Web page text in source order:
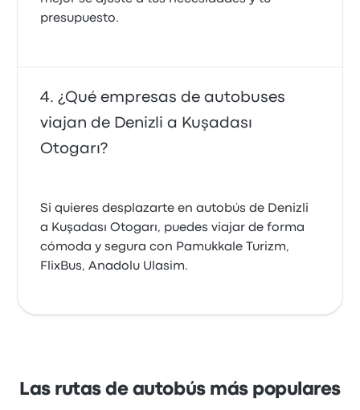
presupuesto.
¿Qué empresas de autobuses
viajan de Denizli a Kuşadası
Otogarı?
Si quieres desplazarte en autobús de Denizli
a Kuşadası Otogarı, puedes viajar de forma
cómoda y segura con Pamukkale Turizm,
FlixBus, Anadolu Ulasim.
Las rutas de autobús más populares